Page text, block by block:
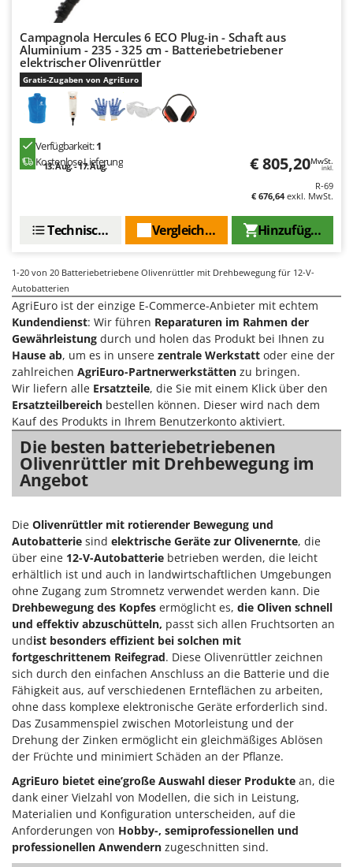
Campagnola Hercules 6 ECO Plug-in - Schaft aus
Aluminium - 235 - 325 cm - Batteriebetriebener
elektrischer Olivenrüttler
Gratis-Zugaben von AgriEuro
Verfügbarkeit:1
Kostenlose Lieferung
13. Aug. - 17. Aug. € 805,20MwSt.
inkl.
R-69
€ 676,64exkl. MwSt.
Hinzufügen
Vergleichen Sie
Technische Daten
1-20 von 20 Batteriebetriebene Olivenrüttler mit Drehbewegung für 12-V-
Autobatterien
AgriEuro ist der einzige E-Commerce-Anbieter mit echtem
Kundendienst: Wir führen Reparaturen im Rahmen der
Gewährleistung durch und holen das Produkt bei Ihnen zu
Hause ab, um es in unsere zentrale Werkstatt oder eine der
zahlreichen AgriEuro-Partnerwerkstätten zu bringen.
Wir liefern alle Ersatzteile, die Sie mit einem Klick über den
Ersatzteilbereich bestellen können. Dieser wird nach dem
Kauf des Produkts in Ihrem Benutzerkonto aktiviert.
Die besten batteriebetriebenen
Olivenrüttler mit Drehbewegung im
Angebot
Die Olivenrüttler mit rotierender Bewegung und
Autobatterie sind elektrische Geräte zur Olivenernte, die
über eine 12-V-Autobatterie betrieben werden, die leicht
erhältlich ist und auch in landwirtschaftlichen Umgebungen
ohne Zugang zum Stromnetz verwendet werden kann. Die
Drehbewegung des Kopfes ermöglicht es, die Oliven schnell
und effektiv abzuschütteln, passt sich allen Fruchtsorten an
undist besonders effizient bei solchen mit
fortgeschrittenem Reifegrad. Diese Olivenrüttler zeichnen
sich durch den einfachen Anschluss an die Batterie und die
Fähigkeit aus, auf verschiedenen Ernteflächen zu arbeiten,
ohne dass komplexe elektronische Geräte erforderlich sind.
Das Zusammenspiel zwischen Motorleistung und der
Drehung der Zinken ermöglicht ein gleichmäßiges Ablösen
der Früchte und minimiert Schäden an der Pflanze.
AgriEuro bietet eine’große Auswahl dieser Produkte an, die
dank einer Vielzahl von Modellen, die sich in Leistung,
Materialien und Konfiguration unterscheiden, auf die
Anforderungen von Hobby-, semiprofessionellen und
professionellen Anwendern zugeschnitten sind.